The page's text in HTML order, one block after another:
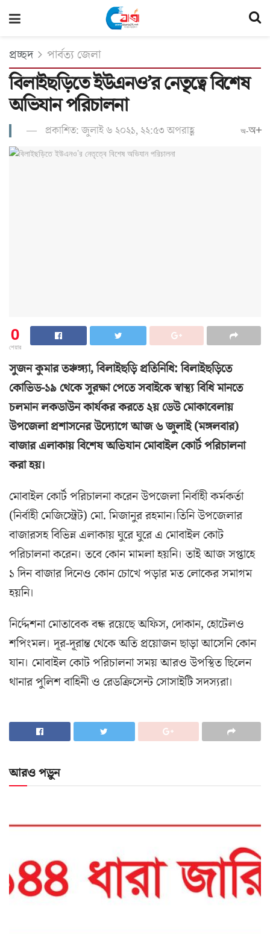
প্রচ্ছদ পার্বত্য জেলা
বিলাইছড়িতে ইউএনও’র নেতৃত্বে বিশেষ
অভিযান পরিচালনা
প্রকাশিত: জুলাই ৬ ২০২১, ২২:৫৩ অপরাহ্ণ অ-অ+
0
শেয়ার
সুজন কুমার তঞ্চঙ্গ্যা, বিলাইছড়ি প্রতিনিধি: বিলাইছড়িতে
কোভিড-১৯ থেকে সুরক্ষা পেতে সবাইকে স্বাস্থ্য বিধি মানতে
চলমান লকডাউন কার্যকর করতে ২য় ডেউ মোকাবেলায়
উপজেলা প্রশাসনের উদ্যোগে আজ ৬ জুলাই (মঙ্গলবার)
বাজার এলাকায় বিশেষ অভিযান মোবাইল কোর্ট পরিচালনা
করা হয়।
মোবাইল কোর্ট পরিচালনা করেন উপজেলা নির্বাহী কর্মকর্তা
(নির্বাহী মেজিস্ট্রেট) মো. মিজানুর রহমান।তিনি উপজেলার
বাজারসহ বিভিন্ন এলাকায় ঘুরে ঘুরে এ মোবাইল কোট
পরিচালনা করেন। তবে কোন মামলা হয়নি। তাই আজ সপ্তাহে
১ দিন বাজার দিনেও কোন চোখে পড়ার মত লোকের সমাগম
হয়নি।
নির্দ্দেশনা মোতাবেক বন্ধ রয়েছে অফিস, দোকান, হোটেলও
শপিংমল। দূর-দূরান্ত থেকে অতি প্রয়োজন ছাড়া আসেনি কোন
যান। মোবাইল কোট পরিচালনা সময় আরও উপস্থিত ছিলেন
থানার পুলিশ বাহিনী ও রেডক্রিসেন্ট সোসাইটি সদস্যরা।
আরও পড়ুন